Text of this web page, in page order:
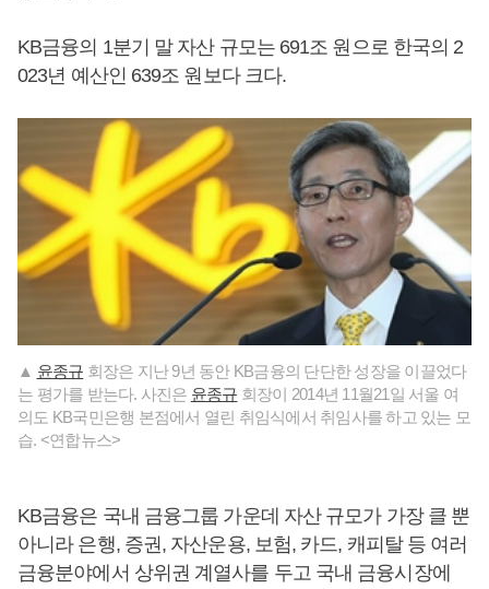
KB금융의 1분기 말 자산 규모는 691조 원으로 한국의 2
023년 예산인 639조 원보다 크다.
▲ 윤종규 회장은 지난 9년 동안 KB금융의 단단한 성장을 이끌었다
는 평가를 받는다. 사진은 윤종규 회장이 2014년 11월21일 서울 여
의도 KB국민은행 본점에서 열린 취임식에서 취임사를 하고 있는 모
습. <연합뉴스>
KB금융은 국내 금융그룹 가운데 자산 규모가 가장 클 뿐
아니라 은행, 증권, 자산운용, 보험, 카드, 캐피탈 등 여러
금융분야에서 상위권 계열사를 두고 국내 금융시장에